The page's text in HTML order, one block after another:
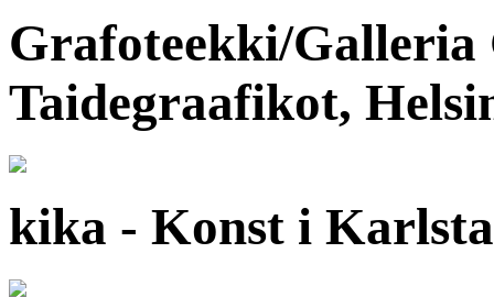
Grafoteekki/Galleria
Taidegraafikot,
kika - Konst i